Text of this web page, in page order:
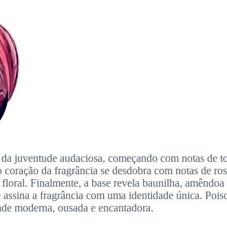
juventude audaciosa, começando com notas de
da fragrância se desdobra com notas de
Finalmente, a base revela baunilha,
a fragrância com uma identidade única.
moderna, ousada e encantadora.